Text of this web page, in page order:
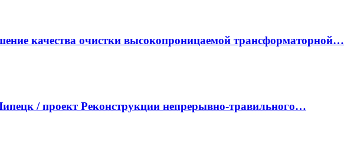
качества очистки высокопроницаемой трансформаторной…
/ проект Реконструкции непрерывно-травильного…